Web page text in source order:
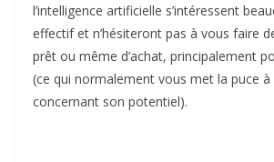
l’intelligence artificielle s’intéressent
effectif et n’hésiteront pas à vous faire
prêt ou même d’achat, principalement
(ce qui normalement vous met la puce à
concernant son potentiel).